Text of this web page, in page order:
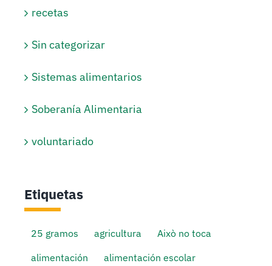
recetas
Sin categorizar
Sistemas alimentarios
Soberanía Alimentaria
voluntariado
Etiquetas
25 gramos agricultura
Això no toca
alimentación
alimentación escolar